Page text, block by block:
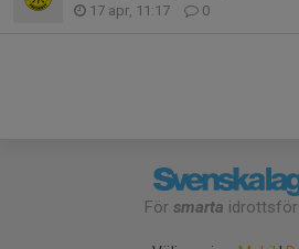
17 apr, 11:17 0
För smarta